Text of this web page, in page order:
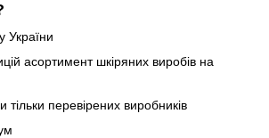
України
асортимент шкіряних виробів на
перевірених виробників